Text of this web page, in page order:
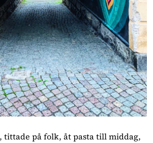
tittade på folk, åt pasta till middag,